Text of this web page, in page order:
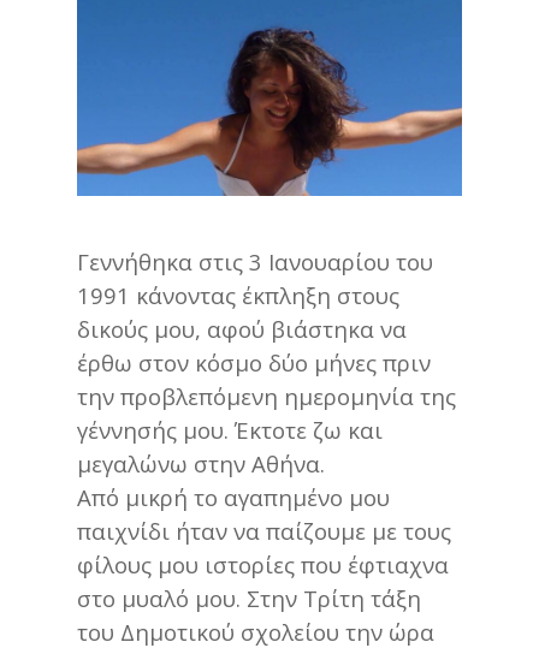
Γεννήθηκα στις 3 Ιανουαρίου του
1991 κάνοντας έκπληξη στους
δικούς μου, αφού βιάστηκα να
έρθω στον κόσμο δύο μήνες πριν
την προβλεπόμενη ημερομηνία της
γέννησής μου. Έκτοτε ζω και
μεγαλώνω στην Αθήνα.
Από μικρή το αγαπημένο μου
παιχνίδι ήταν να παίζουμε με τους
φίλους μου ιστορίες που έφτιαχνα
στο μυαλό μου. Στην Τρίτη τάξη
του Δημοτικού σχολείου την ώρα